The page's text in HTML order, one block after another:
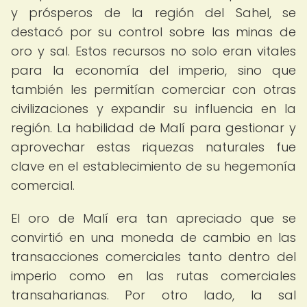
y prósperos de la región del Sahel, se
destacó por su control sobre las minas de
oro y sal. Estos recursos no solo eran vitales
para la economía del imperio, sino que
también les permitían comerciar con otras
civilizaciones y expandir su influencia en la
región. La habilidad de Malí para gestionar y
aprovechar estas riquezas naturales fue
clave en el establecimiento de su hegemonía
comercial.
El oro de Malí era tan apreciado que se
convirtió en una moneda de cambio en las
transacciones comerciales tanto dentro del
imperio como en las rutas comerciales
transaharianas. Por otro lado, la sal